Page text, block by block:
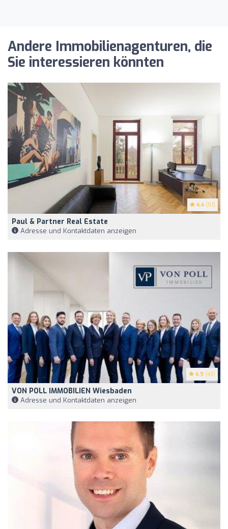
Andere Immobilienagenturen, die
Sie interessieren könnten
4.4 (51)
Paul & Partner Real Estate
Adresse und Kontaktdaten anzeigen
4.9 (43)
VON POLL IMMOBILIEN Wiesbaden
Adresse und Kontaktdaten anzeigen